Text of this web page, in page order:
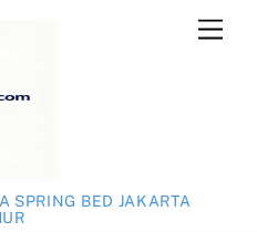
SPRING BED JAKARTA